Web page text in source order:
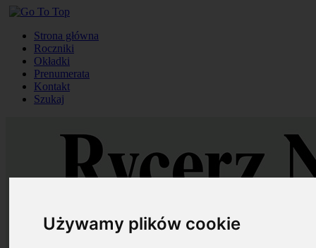
Używamy plików cookie
Strona główna
Roczniki
Okładki
Prenumerata
Kontakt
Szukaj